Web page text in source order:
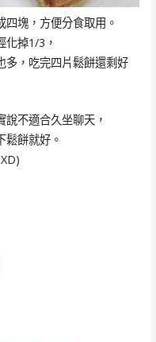
塊，方便分食取用。
化掉1/3，
多，吃完四片鬆餅還剩好
不適合久坐聊天，
鬆餅就好。